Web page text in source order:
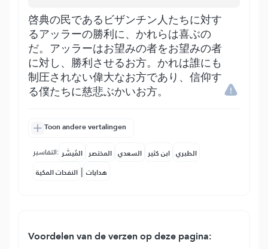
啓典の民であるビザンチン人たちに対す
るアッラーの勝利に、かれらは喜ぶの
だ。アッラーはお望みの者をお望みの者
に対し、勝利させるお方。かれは誰にも
制圧されない偉大なお方であり、信仰す
る僕たちに慈悲ぶかいお方。
Toon andere vertalingen
التفاسير: المُيسَّر المختصر السعدي ابن كثير الطبري
النفحات المكية | هدايات
Voordelen van de verzen op deze pagina: